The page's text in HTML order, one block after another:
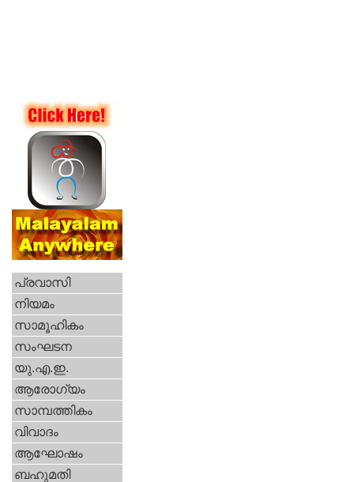
പ്രവാസി
നിയമം
സാമൂഹികം
സംഘടന
യു.എ.ഇ.
ആരോഗ്യം
സാമ്പത്തികം
വിവാദം
ആഘോഷം
ബഹുമതി